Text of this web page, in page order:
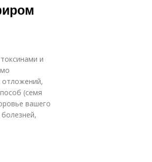
и
отложений,
(семя
вашего